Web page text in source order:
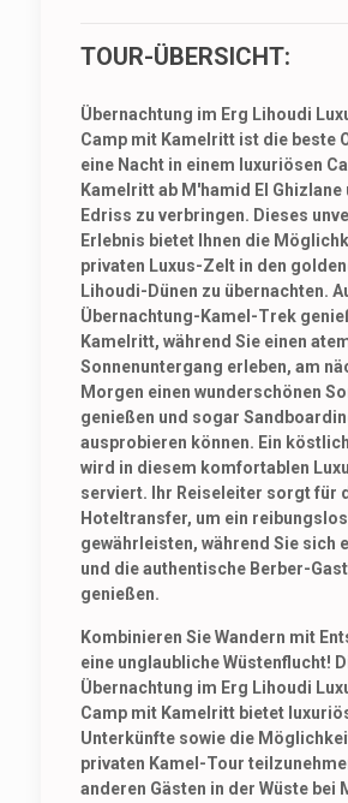
TOUR-ÜBERSICHT:
Übernachtung im Erg Lihoudi
Camp mit Kamelrittist die beste
eine Nacht in einem luxuriösen
Kamelritt ab M'hamid El Ghizlane
Edriss zu verbringen. Dieses
Erlebnis bietet Ihnen die
privaten Luxus-Zelt in den
Lihoudi-Dünen zu übernachten.
Übernachtung-Kamel-Trek
Kamelritt, während Sie einen
Sonnenuntergang erleben, am
Morgen einen wunderschönen
genießen und sogar
ausprobieren können. Ein
wird in diesem komfortablen
serviert. Ihr Reiseleiter sorgt für
Hoteltransfer, um ein
gewährleisten, während Sie sich
und die authentische Berber-
genießen.
Kombinieren Sie Wandern mit
eine unglaubliche Wüstenflucht!
Übernachtung im Erg Lihoudi
Camp mit Kamelrittbietet
Unterkünfte sowie die
privaten Kamel-Tour
anderen Gästen in der Wüste bei